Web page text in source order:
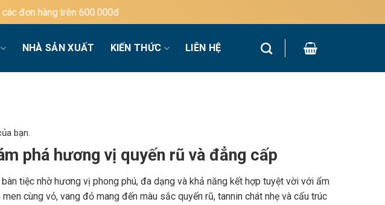
NHÀ SẢN XUẤT KIẾN THỨC LIÊN HỆ
bạn.
phá hương vị quyến rũ và đẳng cấp
tiệc nhờ hương vị phong phú, đa dạng và khả năng kết hợp tuyệt vời với ẩm
cùng vỏ, vang đỏ mang đến màu sắc quyến rũ, tannin chát nhẹ và cấu trúc